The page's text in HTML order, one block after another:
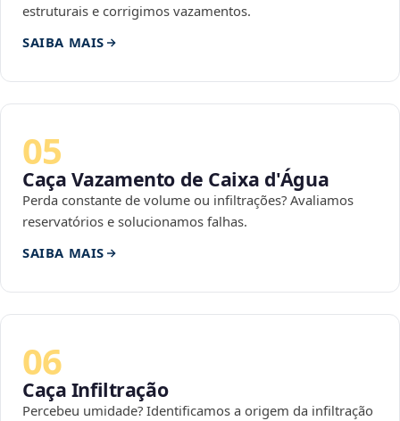
estruturais e corrigimos vazamentos.
SAIBA MAIS
05
Caça Vazamento de Caixa d'Água
Perda constante de volume ou infiltrações? Avaliamos
reservatórios e solucionamos falhas.
SAIBA MAIS
06
Caça Infiltração
Percebeu umidade? Identificamos a origem da infiltração